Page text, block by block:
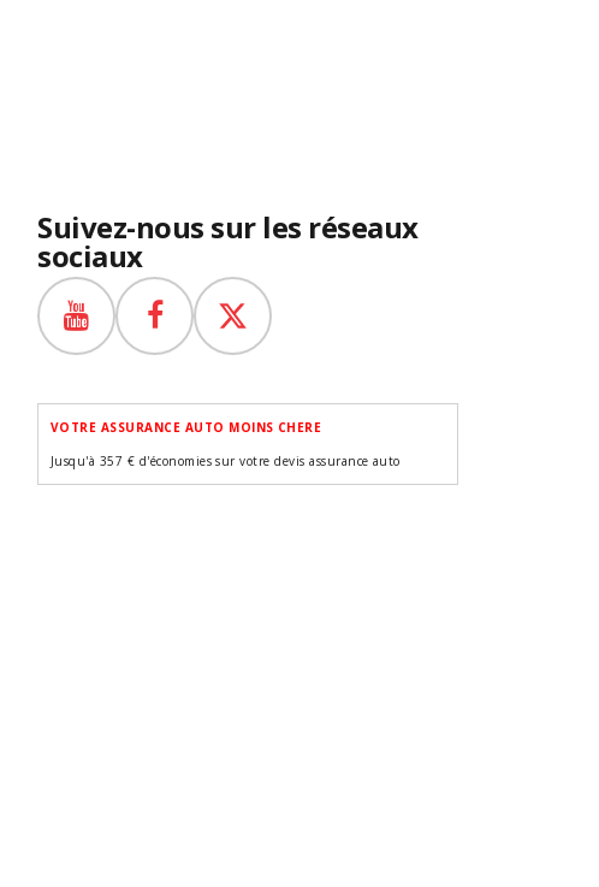
Suivez-nous sur les réseaux
sociaux
VOTRE ASSURANCE AUTO MOINS CHERE
Jusqu'à 357 € d'économies sur votre devis assurance auto